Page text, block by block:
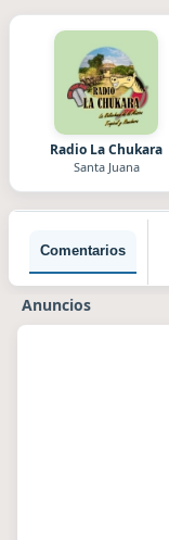
Radio La Chukara
Santa Juana
Comentarios
Anuncios